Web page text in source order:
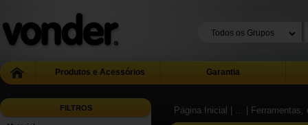
Produtos e Acessórios Garantia
FILTROS Página Inicial | ... |